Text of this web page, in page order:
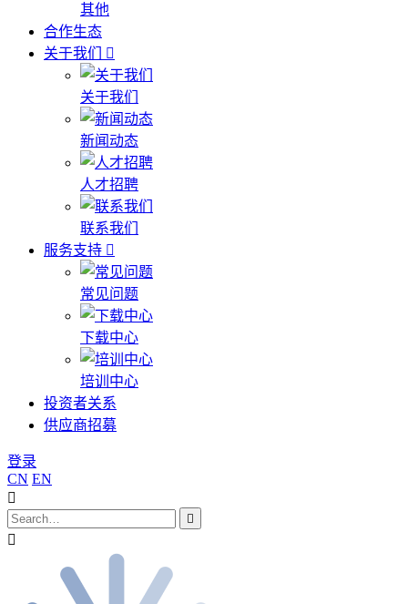
其他
合作生态
关于我们
关于我们
新闻动态
人才招聘
联系我们
服务支持
常见问题
下载中心
培训中心
投资者关系
供应商招募
登录
CN EN